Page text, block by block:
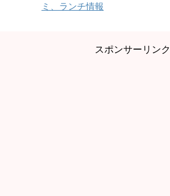
ミ、ランチ情報
スポンサーリンク